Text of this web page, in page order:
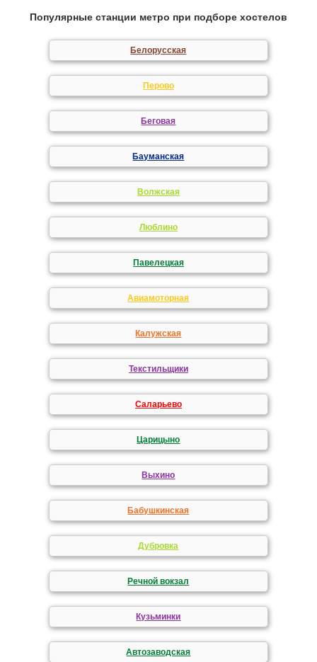
Популярные станции метро при подборе хостелов
Белорусская
Перово
Беговая
Бауманская
Волжская
Люблино
Павелецкая
Авиамоторная
Калужская
Текстильщики
Саларьево
Царицыно
Выхино
Бабушкинская
Дубровка
Речной вокзал
Кузьминки
Автозаводская